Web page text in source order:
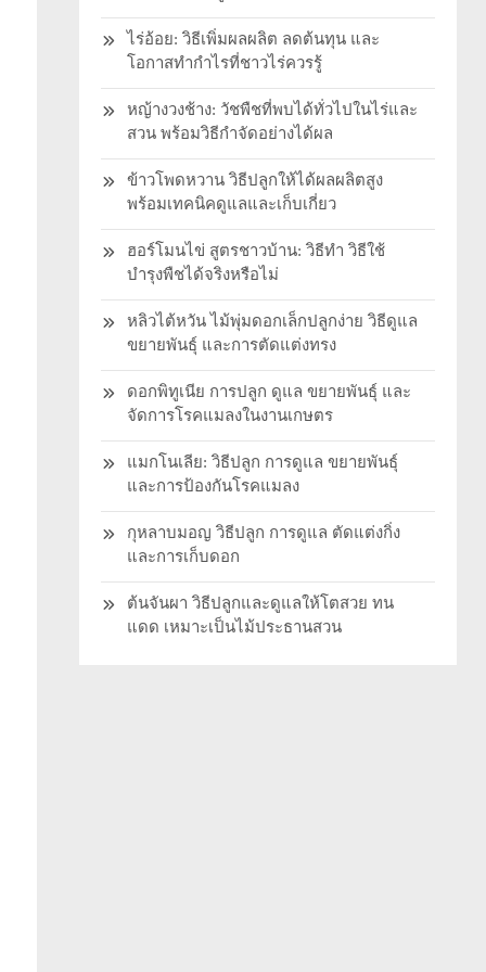
ไร่อ้อย: วิธีเพิ่มผลผลิต ลดต้นทุน และ
โอกาสทำกำไรที่ชาวไร่ควรรู้
หญ้างวงช้าง: วัชพืชที่พบได้ทั่วไปในไร่และ
สวน พร้อมวิธีกำจัดอย่างได้ผล
ข้าวโพดหวาน วิธีปลูกให้ได้ผลผลิตสูง
พร้อมเทคนิคดูแลและเก็บเกี่ยว
ฮอร์โมนไข่ สูตรชาวบ้าน: วิธีทำ วิธีใช้
บำรุงพืชได้จริงหรือไม่
หลิวไต้หวัน ไม้พุ่มดอกเล็กปลูกง่าย วิธีดูแล
ขยายพันธุ์ และการตัดแต่งทรง
ดอกพิทูเนีย การปลูก ดูแล ขยายพันธุ์ และ
จัดการโรคแมลงในงานเกษตร
แมกโนเลีย: วิธีปลูก การดูแล ขยายพันธุ์
และการป้องกันโรคแมลง
กุหลาบมอญ วิธีปลูก การดูแล ตัดแต่งกิ่ง
และการเก็บดอก
ต้นจันผา วิธีปลูกและดูแลให้โตสวย ทน
แดด เหมาะเป็นไม้ประธานสวน